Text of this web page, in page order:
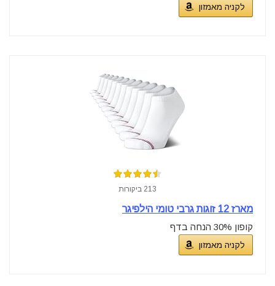
לקניה מאמזון
213 ביקורות
מארז 12 זוגות גרבי טומי הילפיגר
קופון 30% הנחה בדף
לקניה מאמזון